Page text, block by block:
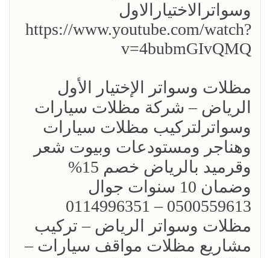
وسواترالاختيارالاول
https://www.youtube.com/watch?
v=4bubmGIvQMQ
مظلات وسواتر الإختيار الأول
الرياض – شركة مظلات سيارات
وسواترلتركيب مظلات سيارات
وهناجر ومستودعات وبيوت شعر
وقرميد بالرياض خصم 15%
‏وضمان 10 سنوات جوال
0500559613 – 0114996351‎
مظلات وسواتر الرياض – تركيب
مشاريع مظلات مواقف سيارات –